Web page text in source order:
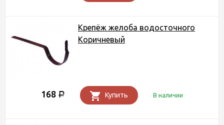
Крепёж желоба водосточного
Коричневый
168 Р Купить В наличии